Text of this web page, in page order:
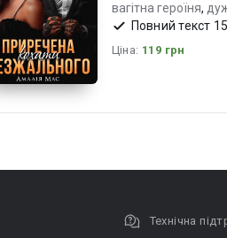
вагітна героїня,
емоційно
Ціна: 119 грн
Технічна